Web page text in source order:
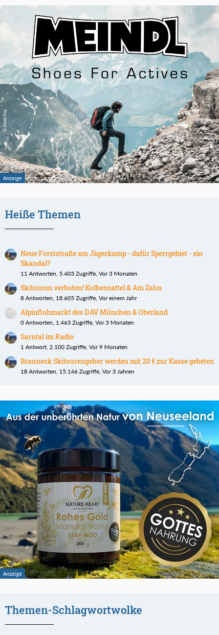
Heiße Themen
Neue Forststraße am Jägerkamp - dafür Sperrgebiet - ein
Skandal?
11 Antworten, 5.403 Zugriffe, Vor 3 Monaten
Skitouren verboten! Kolbensattel & Am Zahn
8 Antworten, 18.605 Zugriffe, Vor einem Jahr
Alpinflohmarkt des DAV München & Oberland
0 Antworten, 1.463 Zugriffe, Vor 3 Monaten
Sarntal im Radio
1 Antwort, 2.100 Zugriffe, Vor 9 Monaten
Brauneck Skitourengeher werden mit 20 € zur Kasse gebeten
18 Antworten, 15.146 Zugriffe, Vor 3 Jahren
Themen-Schlagwortwolke